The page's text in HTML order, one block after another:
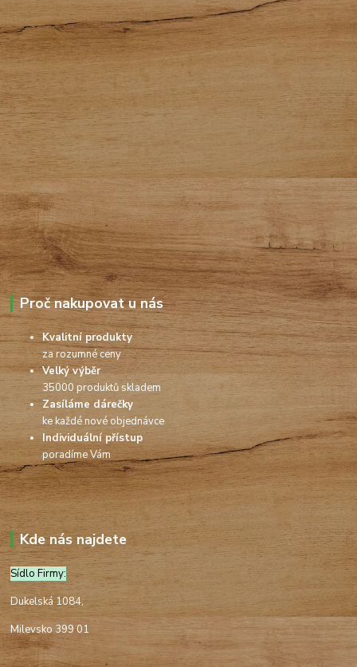
Proč nakupovat u nás
Kvalitní produkty
za rozumné ceny
Velký výběr
35000 produktů skladem
Zasíláme dárečky
ke každé nové objednávce
Individuální přístup
poradíme Vám
Kde nás najdete
Sídlo Firmy:
Dukelská 1084,
Milevsko 399 01